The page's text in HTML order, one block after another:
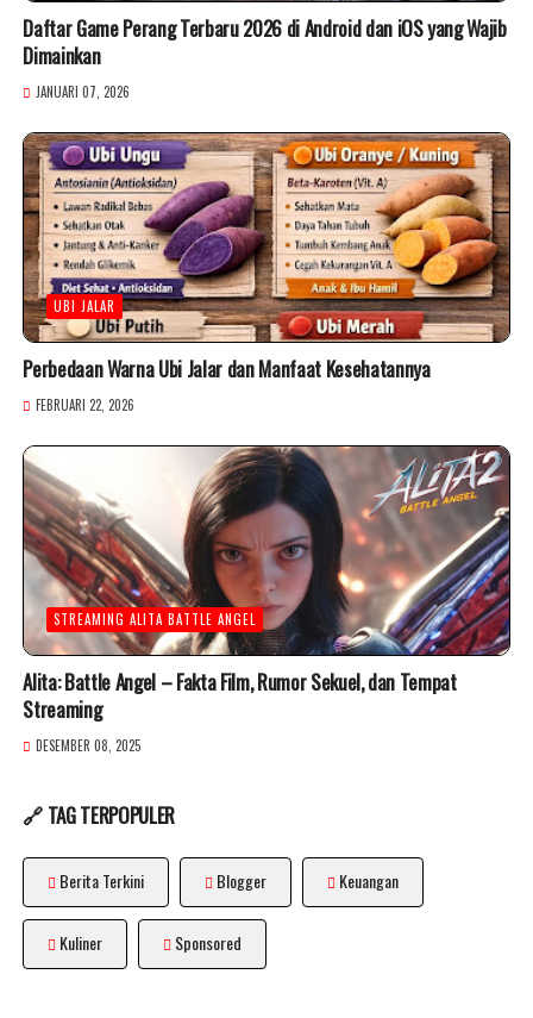
Daftar Game Perang Terbaru 2026 di Android dan iOS yang Wajib
Dimainkan
JANUARI 07, 2026
UBI JALAR
Perbedaan Warna Ubi Jalar dan Manfaat Kesehatannya
FEBRUARI 22, 2026
STREAMING ALITA BATTLE ANGEL
Alita: Battle Angel – Fakta Film, Rumor Sekuel, dan Tempat
Streaming
DESEMBER 08, 2025
🔗 TAG TERPOPULER
Berita Terkini Blogger Keuangan
Kuliner Sponsored